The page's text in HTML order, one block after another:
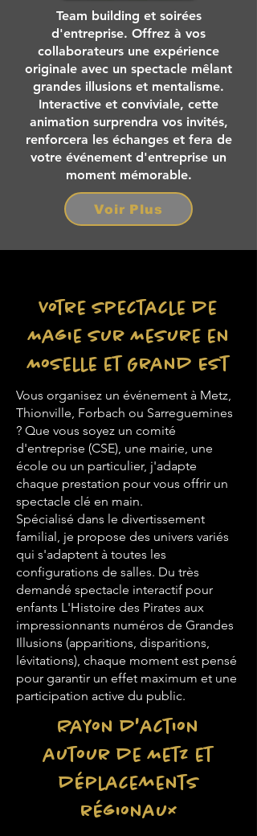
Team building et soirées
d'entreprise. Offrez à vos
collaborateurs une expérience
originale avec un spectacle mêlant
grandes illusions et mentalisme.
Interactive et conviviale, cette
animation surprendra vos invités,
renforcera les échanges et fera de
votre événement d'entreprise un
moment mémorable.
Voir Plus
Votre Spectacle de
Magie sur Mesure en
Moselle et Grand Est
Vous organisez un événement à Metz,
Thionville, Forbach ou Sarreguemines
? Que vous soyez un comité
d'entreprise (CSE), une mairie, une
école ou un particulier, j'adapte
chaque prestation pour vous offrir un
spectacle clé en main.
Spécialisé dans le divertissement
familial, je propose des univers variés
qui s'adaptent à toutes les
configurations de salles. Du très
demandé spectacle interactif pour
enfants L'Histoire des Pirates aux
impressionnants numéros de Grandes
Illusions (apparitions, disparitions,
lévitations), chaque moment est pensé
pour garantir un effet maximum et une
participation active du public.
Rayon d'action
autour de Metz et
déplacements
régionaux